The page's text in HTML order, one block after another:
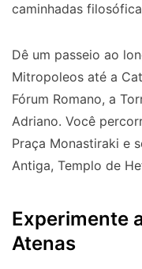
caminhadas
Dê um passeio ao
Mitropoleos até a
Fórum Romano, a
Adriano. Você
Praça Monastiraki e
Antiga, Templo de
Experimente
Atenas